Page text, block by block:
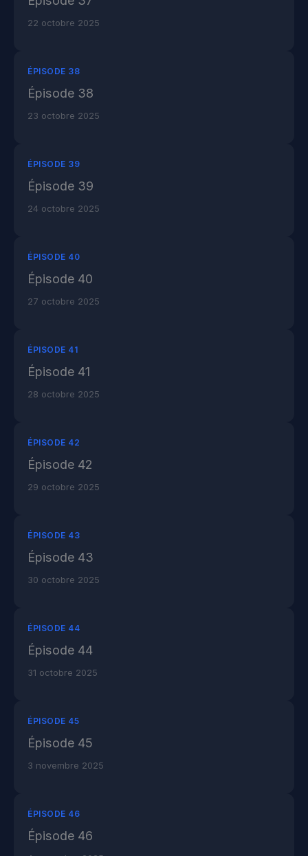
22 octobre 2025
ÉPISODE 38
Épisode 38
23 octobre 2025
ÉPISODE 39
Épisode 39
24 octobre 2025
ÉPISODE 40
Épisode 40
27 octobre 2025
ÉPISODE 41
Épisode 41
28 octobre 2025
ÉPISODE 42
Épisode 42
29 octobre 2025
ÉPISODE 43
Épisode 43
30 octobre 2025
ÉPISODE 44
Épisode 44
31 octobre 2025
ÉPISODE 45
Épisode 45
3 novembre 2025
ÉPISODE 46
Épisode 46